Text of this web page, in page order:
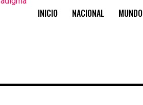
INICIO NACIONAL MUNDO